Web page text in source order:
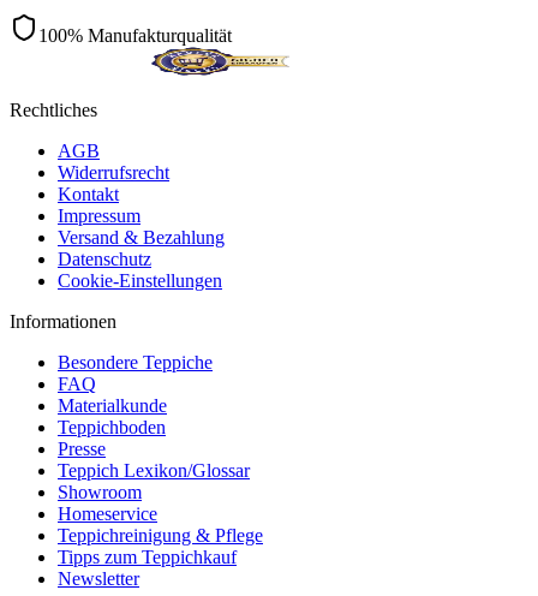
100% Manufakturqualität
Rechtliches
AGB
Widerrufsrecht
Kontakt
Impressum
Versand & Bezahlung
Datenschutz
Cookie-Einstellungen
Informationen
Besondere Teppiche
FAQ
Materialkunde
Teppichboden
Presse
Teppich Lexikon/Glossar
Showroom
Homeservice
Teppichreinigung & Pflege
Tipps zum Teppichkauf
Newsletter